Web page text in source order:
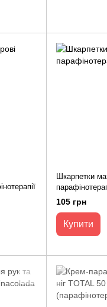
Шкарпетки
105 грн
Купити